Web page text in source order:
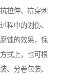
拉伸、抗穿刺
程中的划伤、
蚀的效果，保
式上，也可根
、分卷包装、